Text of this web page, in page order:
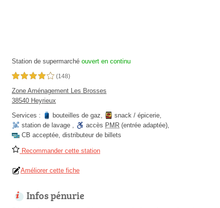
Station de supermarché ouvert en continu
4,0 étoiles sur 5 (148)
Zone Aménagement Les Brosses
38540 Heyrieux
Services :
bouteilles de gaz, snack / épicerie,
station de lavage , accès PMR (entrée adaptée),
CB acceptée, distributeur de billets
Recommander cette station
Améliorer cette fiche
Infos pénurie